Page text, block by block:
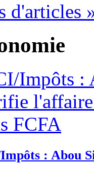
d'articles
: Abou